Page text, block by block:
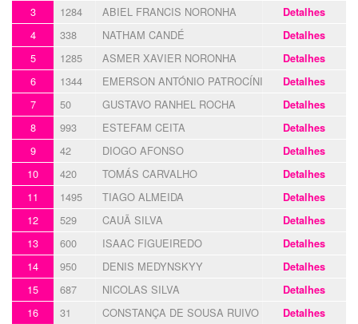
3 1284 ABIEL FRANCIS NORONHA Detalhes
4 338 NATHAM CANDÉ Detalhes
5 1285 ASMER XAVIER NORONHA Detalhes
6 1344 EMERSON ANTÓNIO PATROCÍNIO JOSÉDetalhes
7 50 GUSTAVO RANHEL ROCHA Detalhes
8 993 ESTEFAM CEITA Detalhes
9 42 DIOGO AFONSO Detalhes
10 420 TOMÁS CARVALHO Detalhes
11 1495 TIAGO ALMEIDA Detalhes
12 529 CAUÃ SILVA Detalhes
13 600 ISAAC FIGUEIREDO Detalhes
14 950 DENIS MEDYNSKYY Detalhes
15 687 NICOLAS SILVA Detalhes
16 31 CONSTANÇA DE SOUSA RUIVO Detalhes